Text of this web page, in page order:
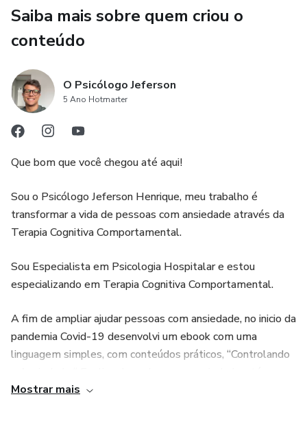
Quem deseja prevenir novas crises e retomar a rotina com
confiança
Quem quer ferramentas práticas, simples e rápidas de
aplicar
Resultado esperado:
Reduzir o pânico e o medo durante as crises
Recuperar o controle emocional e mental no dia a dia
Dormir melhor, focar nas tarefas e sentir-se mais seguro
Saiba mais sobre quem criou o
conteúdo
O Psicólogo Jeferson
5 Ano Hotmarter
Que bom que você chegou até aqui!
Sou o Psicólogo Jeferson Henrique, meu trabalho é
transformar a vida de pessoas com ansiedade através da
Terapia Cognitiva Comportamental.
Sou Especialista em Psicologia Hospitalar e estou
especializando em Terapia Cognitiva Comportamental.
A fim de ampliar ajudar pessoas com ansiedade, no inicio da
pandemia Covid-19 desenvolvi um ebook com uma
linguagem simples, com conteúdos práticos, “Controlando
ela causa.
Mostrar mais